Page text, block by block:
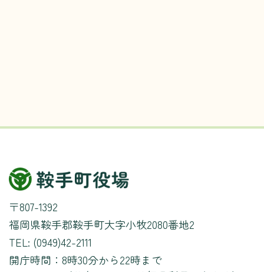
〒807-1392
福岡県鞍手郡鞍手町大字小牧2080番地2
TEL: (0949)42-2111
開庁時間： 8時30分から22時まで